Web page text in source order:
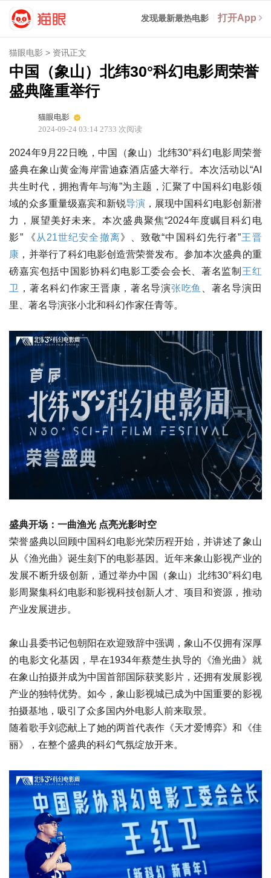
发现最新最热电影 打开App
猫眼电影 > 资讯正文
中国（象山）北纬30°科幻电影周荣誉
盛典隆重举行
猫眼电影
2024-09-24 03:14 2733 次阅读
2024年9月22日晚，中国（象山）北纬30°科幻电影周荣誉
盛典在象山黄金海岸雷迪森酒店盛大举行。本次活动以“AI
共生时代，拥抱青年与海”为主题，汇聚了中国科幻电影领
域的众多重量级嘉宾和新锐导演 ，展现中国科幻电影创新潜
力，展望美好未来。本次盛典聚焦“2024年度瞩目科幻电
影” 《从21世纪安全撤离》、致敬“中国科幻先行者”王晋
康 ，并举行了科幻电影创造营荣誉发布。参加本次盛典的重
磅嘉宾包括中国影协科幻电影工委会会长、著名监制 王红
卫 ，著名科幻作家王晋康，著名导演张吃鱼 、著名导演田
里、著名导演张小北和科幻作家任青等。
盛典开场：一曲渔光 点亮光影时空
荣誉盛典以回顾中国科幻电影光荣历程开始，并讲述了象山
从《渔光曲》诞生刻下的电影基因。近年来象山影视产业的
发展不断升级创新，通过举办中国（象山）北纬30°科幻电
影周聚集科幻电影和影视科技创新人才、项目和资源，推动
产业发展进步。
象山县委书记包朝阳在欢迎致辞中强调，象山不仅拥有深厚
的电影文化基因，早在1934年蔡楚生执导的《渔光曲》就
在象山拍摄并成为中国首部国际获奖影片，还拥有发展影视
产业的独特优势。如今，象山影视城已成为中国重要的影视
拍摄基地，吸引了众多国内外电影人前来取景。
随着歌手刘恋献上了她的两首代表作《天才爱博弈》和《佳
丽》，在整个盛典的科幻气氛绽放开来。